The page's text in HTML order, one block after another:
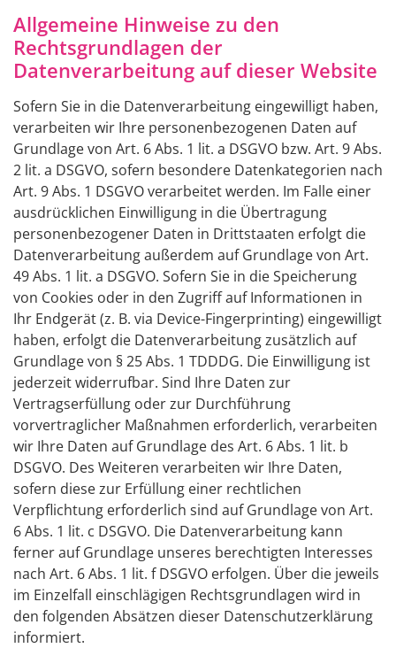
Allgemeine Hinweise zu den
Rechtsgrundlagen der
Datenverarbeitung auf dieser Website
Sofern Sie in die Datenverarbeitung eingewilligt haben,
verarbeiten wir Ihre personenbezogenen Daten auf
Grundlage von Art. 6 Abs. 1 lit. a DSGVO bzw. Art. 9 Abs.
2 lit. a DSGVO, sofern besondere Datenkategorien nach
Art. 9 Abs. 1 DSGVO verarbeitet werden. Im Falle einer
ausdrücklichen Einwilligung in die Übertragung
personenbezogener Daten in Drittstaaten erfolgt die
Datenverarbeitung außerdem auf Grundlage von Art.
49 Abs. 1 lit. a DSGVO. Sofern Sie in die Speicherung
von Cookies oder in den Zugriff auf Informationen in
Ihr Endgerät (z. B. via Device-Fingerprinting) eingewilligt
haben, erfolgt die Datenverarbeitung zusätzlich auf
Grundlage von § 25 Abs. 1 TDDDG. Die Einwilligung ist
jederzeit widerrufbar. Sind Ihre Daten zur
Vertragserfüllung oder zur Durchführung
vorvertraglicher Maßnahmen erforderlich, verarbeiten
wir Ihre Daten auf Grundlage des Art. 6 Abs. 1 lit. b
DSGVO. Des Weiteren verarbeiten wir Ihre Daten,
sofern diese zur Erfüllung einer rechtlichen
Verpflichtung erforderlich sind auf Grundlage von Art.
6 Abs. 1 lit. c DSGVO. Die Datenverarbeitung kann
ferner auf Grundlage unseres berechtigten Interesses
nach Art. 6 Abs. 1 lit. f DSGVO erfolgen. Über die jeweils
im Einzelfall einschlägigen Rechtsgrundlagen wird in
den folgenden Absätzen dieser Datenschutzerklärung
informiert.